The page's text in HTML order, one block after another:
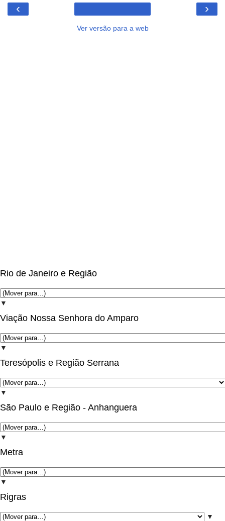
‹ ›
Ver versão para a web
Rio de Janeiro e Região
▼
Viação Nossa Senhora do Amparo
▼
Teresópolis e Região Serrana
▼
São Paulo e Região - Anhanguera
▼
Metra
▼
Rigras
▼